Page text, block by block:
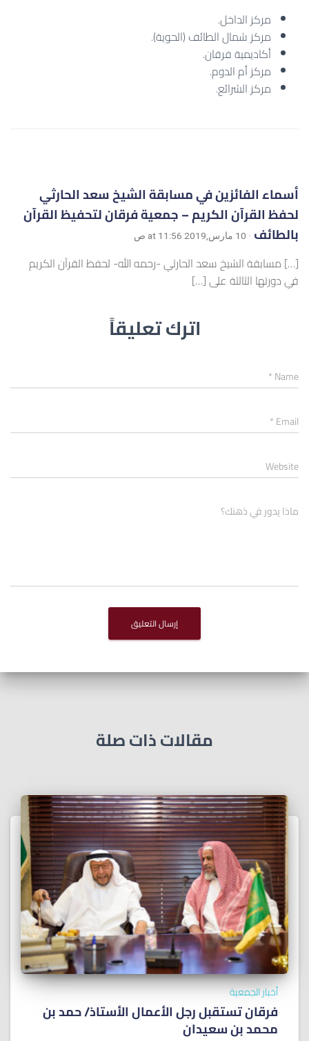
مركز الداخل.
مركز شمال الطائف (الحوية).
أكاديمية فرقان.
مركز أم الدوم.
مركز الشرائع.
أسماء الفائزين في مسابقة الشيخ سعد الحارثي
لحفظ القرآن الكريم – جمعية فرقان لتحفيظ القرآن
بالطائف · 10 مارس,2019 at 11:56 ص
[…] مسابقة الشيخ سعد الحارثي -رحمه الله- لحفظ القرآن الكريم
في دورتها الثالثة على […]
اترك تعليقاً
Name
*
Email
*
Website
ماذا يدور في ذهنك؟
مقالات ذات صلة
أخبار الجمعية
فرقان تستقبل رجل الأعمال الأستاذ/ ﺣﻤﺪ ﺑﻦ
ﻣﺤﻤﺪ ﺑﻦ ﺳﻌﻴﺪان